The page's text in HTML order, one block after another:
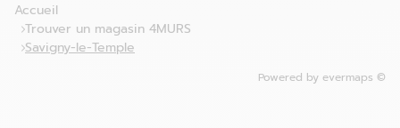
Accueil
Trouver un magasin 4MURS
Savigny-le-Temple
Powered by evermaps ©